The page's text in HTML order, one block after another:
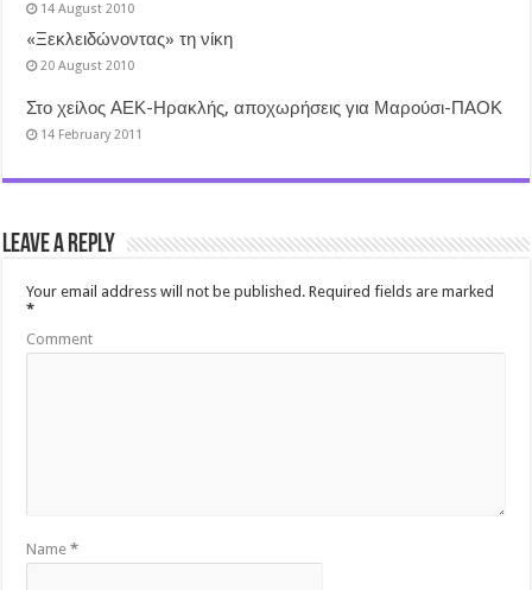
14 August 2010
«Ξεκλειδώνοντας» τη νίκη
20 August 2010
Στο χείλος ΑΕΚ-Ηρακλής, αποχωρήσεις για Μαρούσι-ΠΑΟΚ
14 February 2011
Leave a Reply
Your email address will not be published. Required fields are marked
*
Comment
Name*